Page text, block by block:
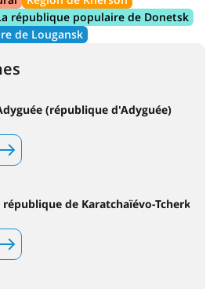
république populaire de Donetsk
de Lougansk
(république d'Adyguée)
république de Karatchaïévo-Tcherkessie